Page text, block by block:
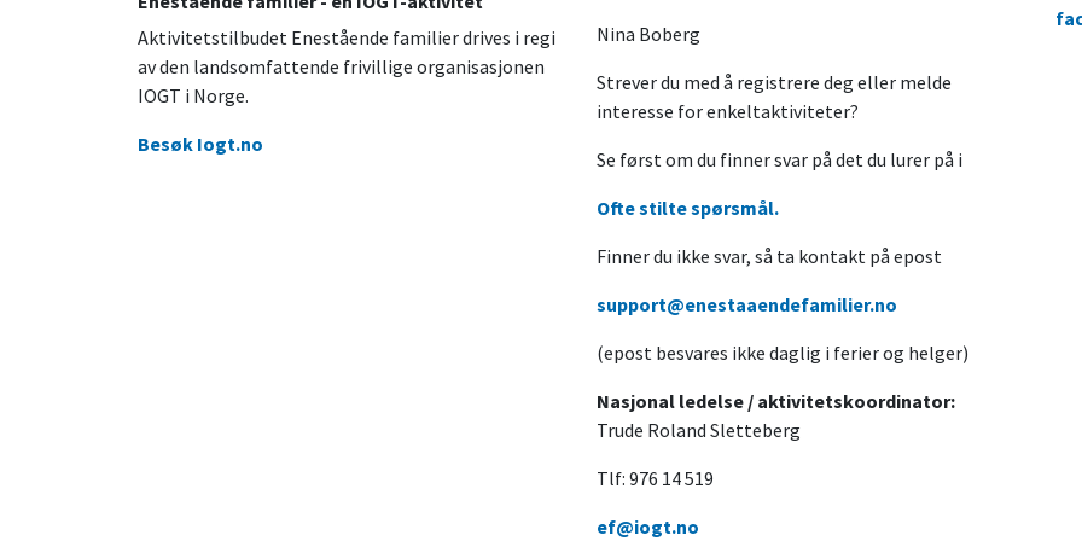
Aktivitetstilbudet Enestående familier drives i regi
av den landsomfattende frivillige organisasjonen
IOGT i Norge.
Besøk Iogt.no
Nina Boberg
Strever du med å registrere deg eller melde
interesse for enkeltaktiviteter?
Se først om du finner svar på det du lurer på i
Ofte stilte spørsmål.
Finner du ikke svar, så ta kontakt på epost
support@enestaaendefamilier.no
(epost besvares ikke daglig i ferier og helger)
Nasjonal ledelse / aktivitetskoordinator:
Trude Roland Sletteberg
Tlf: 976 14 519
ef@iogt.no